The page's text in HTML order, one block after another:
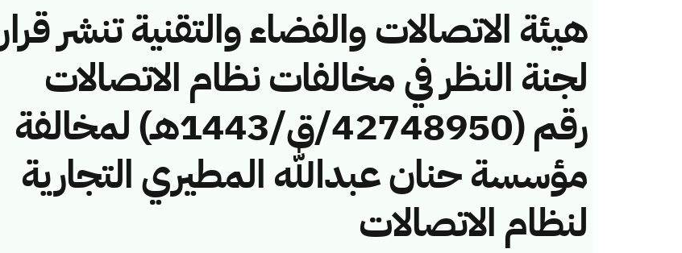
هيئة الاتصالات والفضاء والتقنية تنشر قرار
لجنة النظر في مخالفات نظام الاتصالات
رقم (42748950/ق/1443هـ) لمخالفة
مؤسسة حنان عبدالله المطيري التجارية
لنظام الاتصالات